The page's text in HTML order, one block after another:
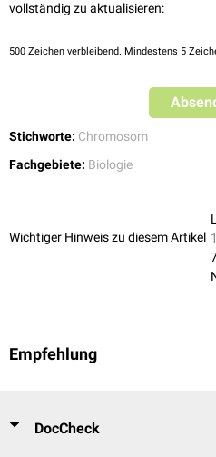
vollständig zu aktualisieren:
500 Zeichen verbleibend. Mindestens 5
Stichworte: Chromosom
Fachgebiete: Biologie
Wichtiger Hinweis zu diesem Artikel
Empfehlung
DocCheck